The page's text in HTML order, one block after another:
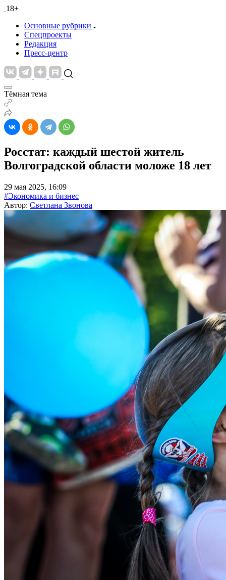
18+
Основные рубрики
Спецпроекты
Редакция
Пресс-центр
Тёмная тема
Росстат: каждый шестой житель
Волгоградской области моложе 18 лет
29 мая 2025, 16:09
#Экономика и бизнес
Автор: Светлана Звонова